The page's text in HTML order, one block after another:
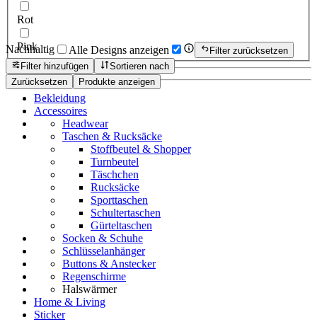
Rot
Pink
Zurücksetzen Produkte anzeigen
Nachhaltig Alle Designs anzeigen
Filter zurücksetzen
Filter hinzufügen
Sortieren nach
Bekleidung
Accessoires
Headwear
Taschen & Rucksäcke
Stoffbeutel & Shopper
Turnbeutel
Täschchen
Rucksäcke
Sporttaschen
Schultertaschen
Gürteltaschen
Socken & Schuhe
Schlüsselanhänger
Buttons & Anstecker
Regenschirme
Halswärmer
Home & Living
Sticker